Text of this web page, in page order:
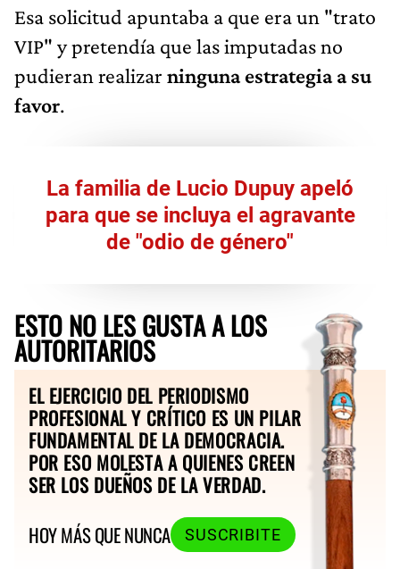
Esa solicitud apuntaba a que era un "trato
VIP" y pretendía que las imputadas no
pudieran realizar ninguna estrategia a su
favor.
La familia de Lucio Dupuy apeló
para que se incluya el agravante
de "odio de género"
ESTO NO LES GUSTA A LOS
AUTORITARIOS
EL EJERCICIO DEL PERIODISMO
PROFESIONAL Y CRÍTICO ES UN PILAR
FUNDAMENTAL DE LA DEMOCRACIA.
POR ESO MOLESTA A QUIENES CREEN
SER LOS DUEÑOS DE LA VERDAD.
HOY MÁS QUE NUNCA
SUSCRIBITE